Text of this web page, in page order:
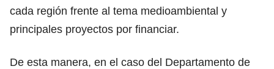
cada región frente al tema medioambiental y
principales proyectos por financiar.
De esta manera, en el caso del Departamento de